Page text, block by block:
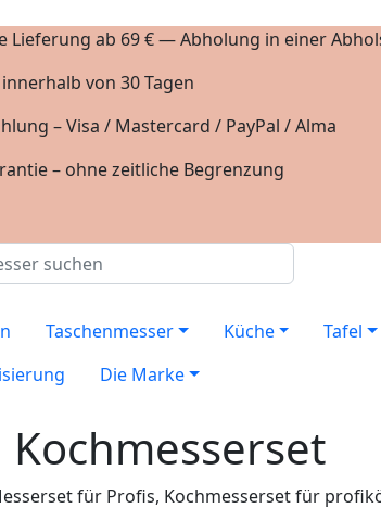
Lieferung ab 69 € — Abholung in einer
von 30 Tagen
– Visa / Mastercard / PayPal / Alma
– ohne zeitliche Begrenzung
Taschenmesser Küche Tafel
Die Marke
Kochmesserset
für Profis, Kochmesserset für